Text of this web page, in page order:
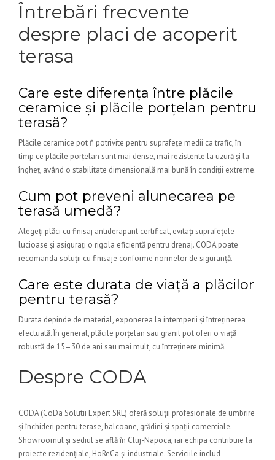
Întrebări frecvente
despre placi de acoperit
terasa
Care este diferența între plăcile
ceramice și plăcile porțelan pentru
terasă?
Plăcile ceramice pot fi potrivite pentru suprafețe medii ca trafic, în
timp ce plăcile porțelan sunt mai dense, mai rezistente la uzură și la
îngheț, având o stabilitate dimensională mai bună în condiții extreme.
Cum pot preveni alunecarea pe
terasă umedă?
Alegeți plăci cu finisaj antiderapant certificat, evitați suprafețele
lucioase și asigurați o rigola eficientă pentru drenaj. CODA poate
recomanda soluții cu finisaje conforme normelor de siguranță.
Care este durata de viață a plăcilor
pentru terasă?
Durata depinde de material, exponerea la intemperii și întreținerea
efectuată. În general, plăcile porțelan sau granit pot oferi o viață
robustă de 15–30 de ani sau mai mult, cu întreținere minimă.
Despre CODA
CODA (CoDa Solutii Expert SRL) oferă soluții profesionale de umbrire
și închideri pentru terase, balcoane, grădini și spații comerciale.
Showroomul și sediul se află în Cluj-Napoca, iar echipa contribuie la
proiecte rezidențiale, HoReCa și industriale. Serviciile includ